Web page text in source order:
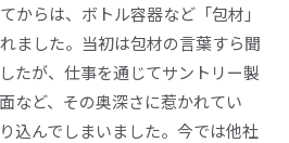
からは、ボトル容器など「包材」
ました。当初は包材の言葉すら聞
たが、仕事を通じてサントリー製
など、その奥深さに惹かれてい
込んでしまいました。今では他社